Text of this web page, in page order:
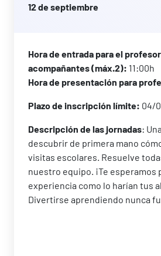
12 de septiembre
Hora de entrada para el
acompañantes (máx.2): 11:00h
Hora de presentación para
Plazo de inscripción límite: 04/
Descripción de las jornadas:
descubrir de primera mano
visitas escolares. Resuelve
nuestro equipo. ¡Te esperamos
experiencia como lo harían tus
Divertirse aprendiendo nunca